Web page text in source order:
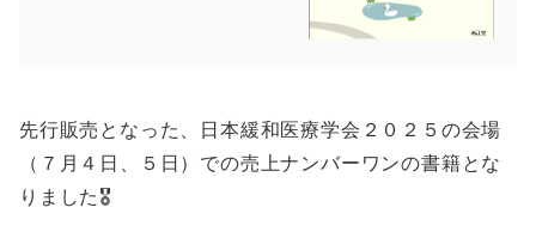
先行販売となった、日本緩和医療学会２０２５の会場
（７月４日、５日）での売上ナンバーワンの書籍とな
りました🎖